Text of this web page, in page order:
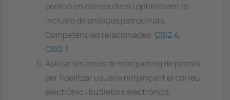
posició en els resultats i optimitzant la
inclusió de enllaços patrocinats.
Competències relacionades: CSI2.4,
CSI2.7,
Aplicar les eines de màrqueting de permís
per fidelitzar usuaris mitjançant el correu
electrònic i butlletins electrònics.